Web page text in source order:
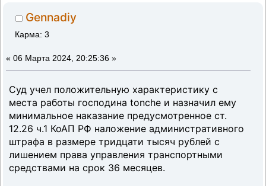
Gennadiy
Карма: 3
« 06 Марта 2024, 20:25:36 »
Суд учел положительную характеристику с
места работы господина tonche и назначил ему
минимальное наказание предусмотренное ст.
12.26 ч.1 КоАП РФ наложение административного
штрафа в размере тридцати тысяч рублей с
лишением права управления транспортными
средствами на срок 36 месяцев.